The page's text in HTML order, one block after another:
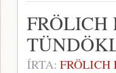
FRÖLICH
ÍRTA: FRÖLICH